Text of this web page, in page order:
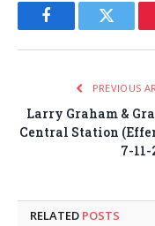
FacebookTwitter
PREVIOUS
Larry Graham &
Central Station
7-11-
RELATED POSTS